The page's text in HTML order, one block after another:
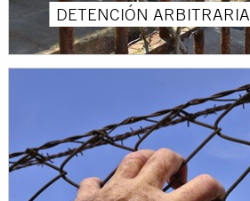
DETENCIÓN ARBITRARIA